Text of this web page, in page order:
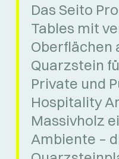
Das Seito
Tables mit
Oberflächen
Quarzstein
Private und
Hospitality
Massivholz
Ambiente –